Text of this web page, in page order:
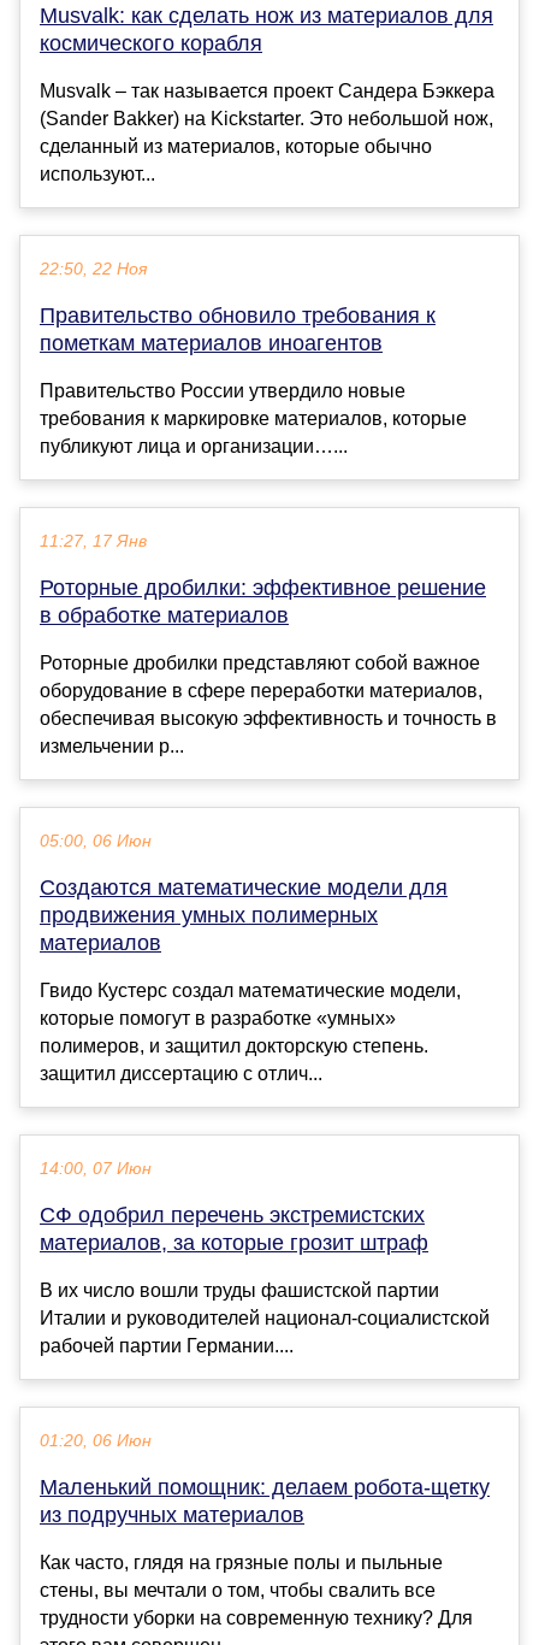
Musvalk: как сделать нож из материалов для
космического корабля
Musvalk – так называется проект Сандера Бэккера
(Sander Bakker) на Kickstarter. Это небольшой нож,
сделанный из материалов, которые обычно
используют...
22:50, 22 Ноя
Правительство обновило требования к
пометкам материалов иноагентов
Правительство России утвердило новые
требования к маркировке материалов, которые
публикуют лица и организации…...
11:27, 17 Янв
Роторные дробилки: эффективное решение
в обработке материалов
Роторные дробилки представляют собой важное
оборудование в сфере переработки материалов,
обеспечивая высокую эффективность и точность в
измельчении р...
05:00, 06 Июн
Создаются математические модели для
продвижения умных полимерных
материалов
Гвидо Кустерс создал математические модели,
которые помогут в разработке «умных»
полимеров, и защитил докторскую степень.
защитил диссертацию с отлич...
14:00, 07 Июн
СФ одобрил перечень экстремистских
материалов, за которые грозит штраф
В их число вошли труды фашистской партии
Италии и руководителей национал-социалистской
рабочей партии Германии....
01:20, 06 Июн
Маленький помощник: делаем робота-щетку
из подручных материалов
Как часто, глядя на грязные полы и пыльные
стены, вы мечтали о том, чтобы свалить все
трудности уборки на современную технику? Для